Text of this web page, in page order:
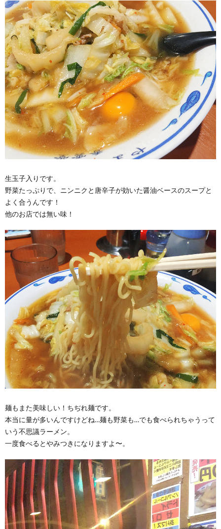
生玉子入りです。
野菜たっぷりで、ニンニクと唐辛子が効いた醤油ベースのスープと
よく合うんです！
他のお店では無い味！
麺もまた美味しい！ちぢれ麺です。
本当に量が多いんですけどね…麺も野菜も…でも食べられちゃうって
いう不思議ラーメン。
一度食べるとやみつきになりますよ〜。